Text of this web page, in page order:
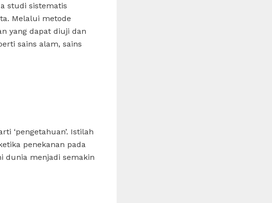
studi sistematis
Melalui metode
yang dapat diuji dan
sains alam, sains
‘pengetahuan’. Istilah
penekanan pada
dunia menjadi semakin